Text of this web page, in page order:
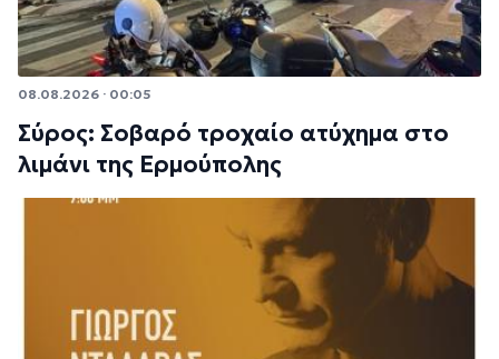
08.08.2026 · 00:05
Σύρος: Σοβαρό τροχαίο ατύχημα στο
λιμάνι της Ερμούπολης